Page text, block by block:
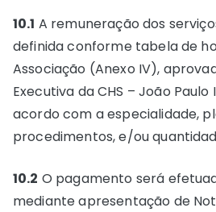
10.1 A remuneração dos
definida conforme tabela de
Associação (Anexo IV),
Executiva da CHS – João
acordo com a especialidade,
procedimentos, e/ou
10.2 O pagamento será
mediante apresentação de